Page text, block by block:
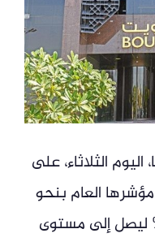
الثلاثاء، على
العام بنحو
نقطة بما نسبته 0.06% ليصل إلى مستوى